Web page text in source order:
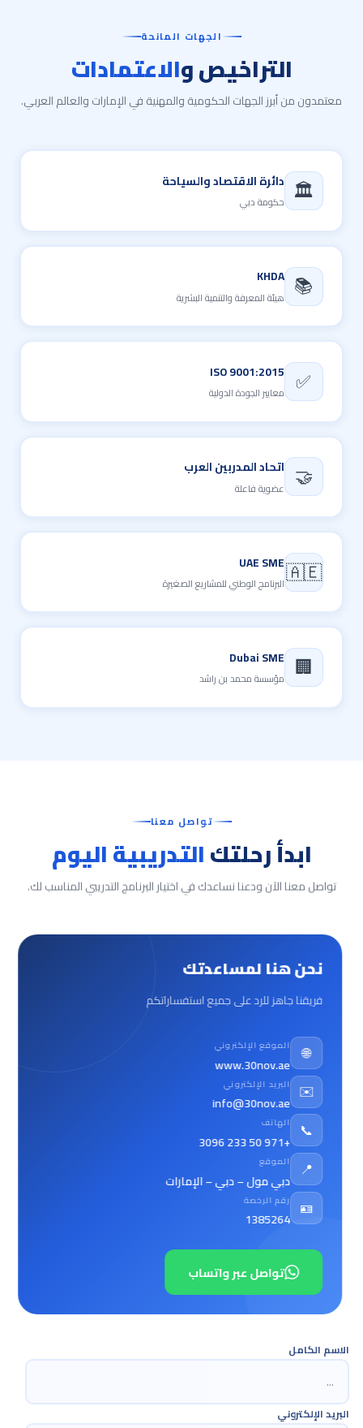
الجهات المانحة
التراخيص والاعتمادات
معتمدون من أبرز الجهات الحكومية والمهنية في الإمارات والعالم العربي.
🏛️ دائرة الاقتصاد والسياحة
حكومة دبي
📚
KHDA
هيئة المعرفة والتنمية البشرية
✅
ISO 9001:2015
معايير الجودة الدولية
🤝 اتحاد المدربين العرب
عضوية فاعلة
🇦🇪
UAE SME
البرنامج الوطني للمشاريع الصغيرة
🏢
Dubai SME
مؤسسة محمد بن راشد
تواصل معنا
ابدأ رحلتكالتدريبية اليوم
تواصل معنا الآن ودعنا نساعدك في اختيار البرنامج التدريبي المناسب لك.
نحن هنا لمساعدتك
فريقنا جاهز للرد على جميع استفساراتكم
🌐 الموقع الإلكتروني
www.30nov.ae
✉️ البريد الإلكتروني
info@30nov.ae
📞 الهاتف
+971 50 233 3096
📍 الموقع
دبي مول – دبي – الإمارات
🪪 رقم الرخصة
1385264
تواصل عبر واتساب
الاسم الكامل
البريد الإلكتروني